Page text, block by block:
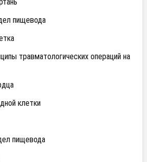
пищевода
травматологических операций на
клетки
пищевода